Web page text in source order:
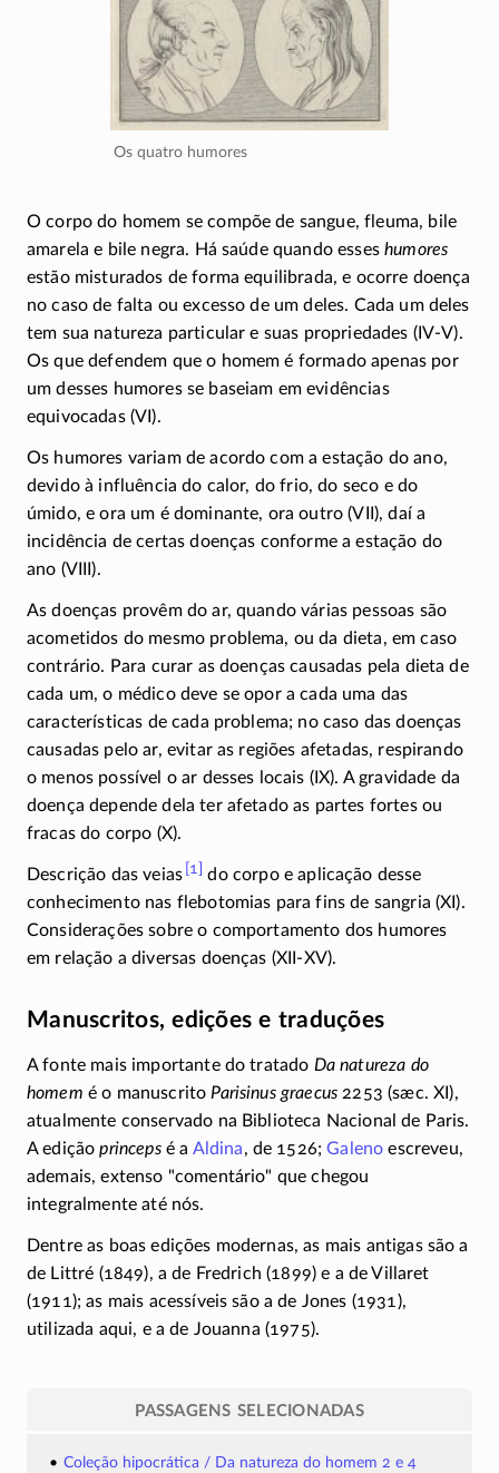
Os quatro humores
O corpo do homem se compõe de sangue, fleuma, bile
amarela e bile negra. Há saúde quando esseshumores
estão misturados de forma equilibrada, e ocorre doença
no caso de falta ou excesso de um deles. Cada um deles
tem sua natureza particular e suas propriedades (IV-V).
Os que defendem que o homem é formado apenas por
um desses humores se baseiam em evidências
equivocadas (VI).
Os humores variam de acordo com a estação do ano,
devido à influência do calor, do frio, do seco e do
úmido, e ora um é dominante, ora outro (VII), daí a
incidência de certas doenças conforme a estação do
ano (VIII).
As doenças provêm do ar, quando várias pessoas são
acometidos do mesmo problema, ou da dieta, em caso
contrário. Para curar as doenças causadas pela dieta de
cada um, o médico deve se opor a cada uma das
características de cada problema; no caso das doenças
causadas pelo ar, evitar as regiões afetadas, respirando
o menos possível o ar desses locais (IX). A gravidade da
doença depende dela ter afetado as partes fortes ou
fracas do corpo (X).
Descrição das veias [1]
do corpo e aplicação desse
conhecimento nas flebotomias para fins de sangria (XI).
Considerações sobre o comportamento dos humores
em relação a diversas doenças (XII-XV).
Manuscritos, edições e traduções
A fonte mais importante do tratado Da natureza do
homem é o manuscrito Parisinus graecus 2253 (sæc. XI),
atualmente conservado na Biblioteca Nacional de Paris.
A ediçãoprincepsé a Aldina, de 1526;Galeno escreveu,
ademais, extenso "comentário" que chegou
integralmente até nós.
Dentre as boas edições modernas, as mais antigas são a
de Littré (1849), a de Fredrich (1899) e a de Villaret
(1911); as mais acessíveis são a de Jones (1931),
utilizada aqui, e a de Jouanna (1975).
PASSAGENS SELECIONADAS
Coleção hipocrática / Da natureza do homem 2 e 4